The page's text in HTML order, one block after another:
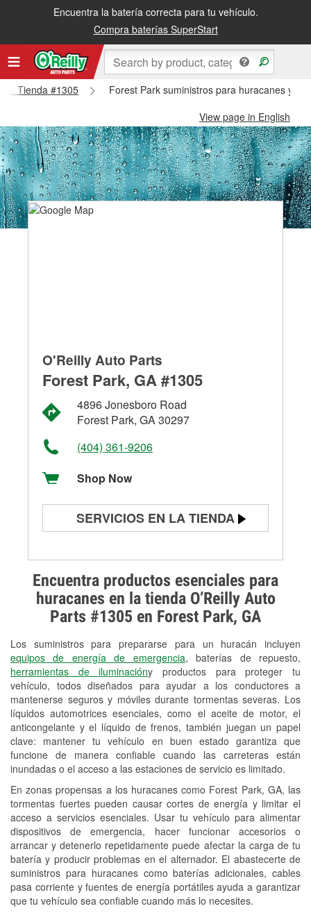
Encuentra la batería correcta para tu vehículo.
Compra baterías SuperStart
Tienda #1305
Forest Park suministros para huracanes y
View page in English
Encuentra productos esenciales para
huracanes en la tienda O’Reilly Auto
Parts #1305 en Forest Park, GA
Los suministros para prepararse para un huracán incluyen
equipos de energía de emergencia, baterías de repuesto,
herramientas de iluminacióny productos para proteger tu
vehículo, todos diseñados para ayudar a los conductores a
mantenerse seguros y móviles durante tormentas severas. Los
líquidos automotrices esenciales, como el aceite de motor, el
anticongelante y el líquido de frenos, también juegan un papel
clave: mantener tu vehículo en buen estado garantiza que
funcione de manera confiable cuando las carreteras están
inundadas o el acceso a las estaciones de servicio es limitado.
En zonas propensas a los huracanes como Forest Park, GA, las
tormentas fuertes pueden causar cortes de energía y limitar el
acceso a servicios esenciales. Usar tu vehículo para alimentar
dispositivos de emergencia, hacer funcionar accesorios o
arrancar y detenerlo repetidamente puede afectar la carga de tu
batería y producir problemas en el alternador. El abastecerte de
suministros para huracanes como baterías adicionales, cables
pasa corriente y fuentes de energía portátiles ayuda a garantizar
que tu vehículo sea confiable cuando más lo necesites.
O'Reilly Auto Parts
Forest Park, GA #1305
4896 Jonesboro Road
Forest Park, GA 30297
(404) 361-9206
Shop Now
SERVICIOS EN LA TIENDA
Prueba de alternadores y
arrancadores
Revisión de la luz "Check Engine"
Reciclaje de baterías y aceite
Instalación de bombillas de faros
Instalación de limpiaparabrisas
Programa de Préstamo de
Herramientas
Rectificación de tambores y discos de
freno
Hurricane Supplies
Conoce más